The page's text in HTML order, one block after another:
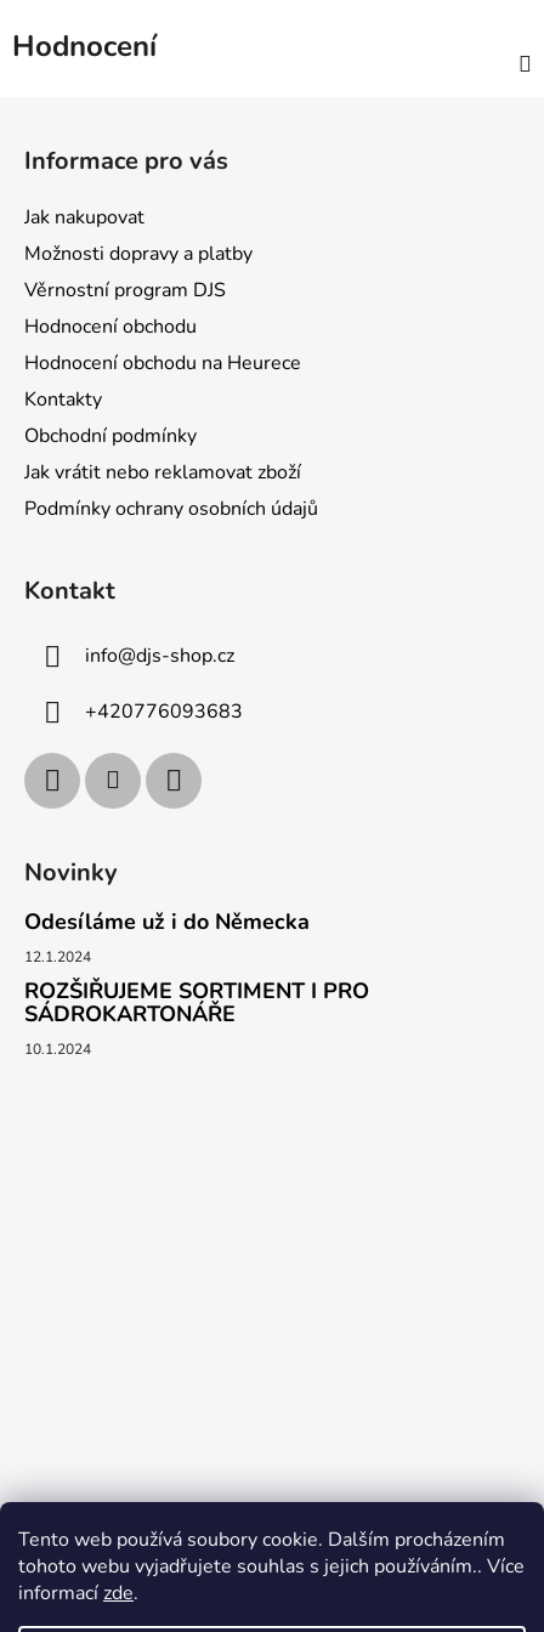
Tento web používá soubory cookie. Dalším procházením
tohoto webu vyjadřujete souhlas s jejich používáním.. Více
informacízde.
Hodnocení
Informace pro vás
Jak nakupovat
Možnosti dopravy a platby
Věrnostní program DJS
Hodnocení obchodu
Hodnocení obchodu na Heurece
Kontakty
Obchodní podmínky
Jak vrátit nebo reklamovat zboží
Podmínky ochrany osobních údajů
Kontakt
info@djs-shop.cz
+420776093683
Novinky
Odesíláme už i do Německa
12.1.2024
ROZŠIŘUJEME SORTIMENT I PRO
SÁDROKARTONÁŘE
10.1.2024
Jak nakupovat
Obchodní podmínky
Podpoř nás na YouTube